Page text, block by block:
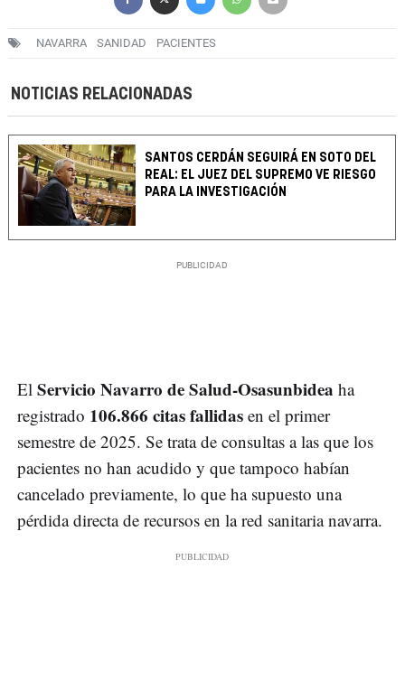
NAVARRA SANIDAD PACIENTES
NOTICIAS RELACIONADAS
SANTOS CERDÁN SEGUIRÁ EN SOTO DEL
REAL: EL JUEZ DEL SUPREMO VE RIESGO
PARA LA INVESTIGACIÓN
El Servicio Navarro de Salud-Osasunbidea ha
registrado 106.866 citas fallidas en el primer
semestre de 2025. Se trata de consultas a las que los
pacientes no han acudido y que tampoco habían
cancelado previamente, lo que ha supuesto una
pérdida directa de recursos en la red sanitaria navarra.